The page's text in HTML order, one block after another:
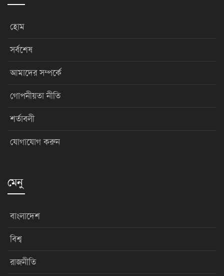
হোম
সর্বশেষ
আমাদের সম্পর্কে
গোপনীয়তা নীতি
শর্তাবলী
যোগাযোগ করুন
মেনু
বাংলাদেশ
বিশ্ব
রাজনীতি